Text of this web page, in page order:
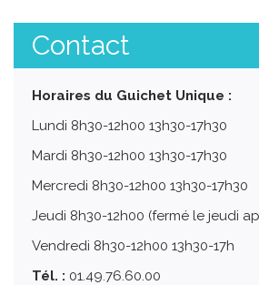
Contact
Horaires du Guichet Unique :
Lundi 8h30-12h00 13h30-17h30
Mardi 8h30-12h00 13h30-17h30
Mercredi 8h30-12h00 13h30-17h30
Jeudi 8h30-12h00 (fermé le jeudi
Vendredi 8h30-12h00 13h30-17h
Tél. : 01.49.76.60.00